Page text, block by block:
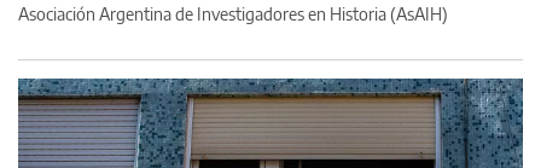
Asociación Argentina de Investigadores en Historia (AsAIH)